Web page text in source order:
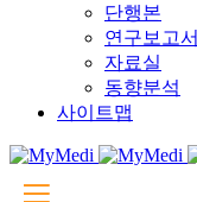
단행본
연구보고서
자료실
동향분석
사이트맵